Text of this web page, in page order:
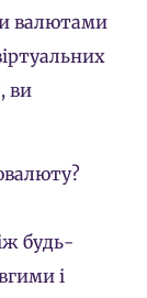
валютами
ви
будь-
і